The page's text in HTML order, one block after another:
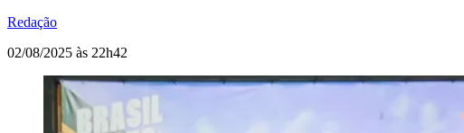
Redação
02/08/2025 às 22h42